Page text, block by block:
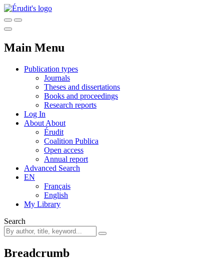
Main Menu
Publication types
Journals
Theses and dissertations
Books and proceedings
Research reports
Log In
About About
Érudit
Coalition Publica
Open access
Annual report
Advanced Search
EN
Français
English
My Library
Search
Breadcrumb